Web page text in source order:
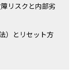
リスクと内部劣
）とリセット方